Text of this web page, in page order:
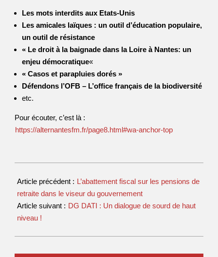
Les mots interdits aux Etats-Unis
Les amicales laïques : un outil d’éducation populaire,
un outil de résistance
« Le droit à la baignade dans la Loire à Nantes: un
enjeu démocratique«
« Casos et parapluies dorés »
Défendons l’OFB – L’office français de la biodiversité
etc.
Pour écouter, c’est là :
https://alternantesfm.fr/page8.html#wa-anchor-top
Article précédent : L’abattement fiscal sur les pensions de
retraite dans le viseur du gouvernement
Article suivant : DG DATI : Un dialogue de sourd de haut
niveau !